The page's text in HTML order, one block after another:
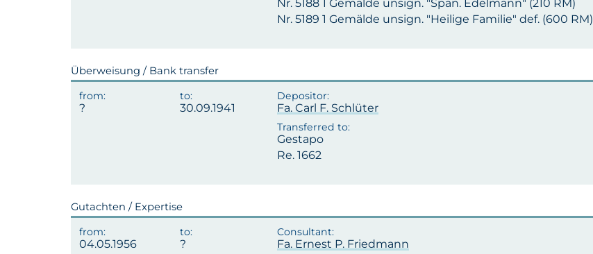
Nr. 5188 1 Gemälde unsign. "Span. Edelmann" (210 RM)
Nr. 5189 1 Gemälde unsign. "Heilige Familie" def. (600 RM)
Überweisung / Bank transfer
30.09.1941 Fa. Carl F. Schlüter
Gestapo
Re. 1662
Gutachten / Expertise
04.05.1956 Fa. Ernest P. Friedmann